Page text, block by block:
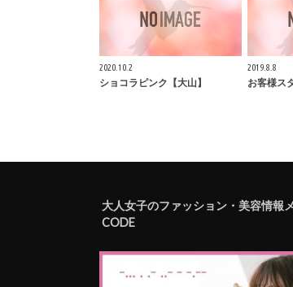
2020.10.2
ショコラピンク【大山】
2019.8.8
お客様ス
大人女子のファッション・美容情報
CODE